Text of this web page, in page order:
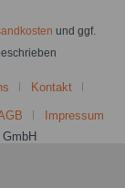
und ggf.
Kontakt
Impressum